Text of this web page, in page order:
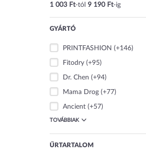
1 003 Ft-tól 9 190 Ft-ig
GYÁRTÓ
PRINTFASHION (+146)
Fitodry (+95)
Dr. Chen (+94)
Mama Drog (+77)
Ancient (+57)
TOVÁBBIAK
ŰRTARTALOM